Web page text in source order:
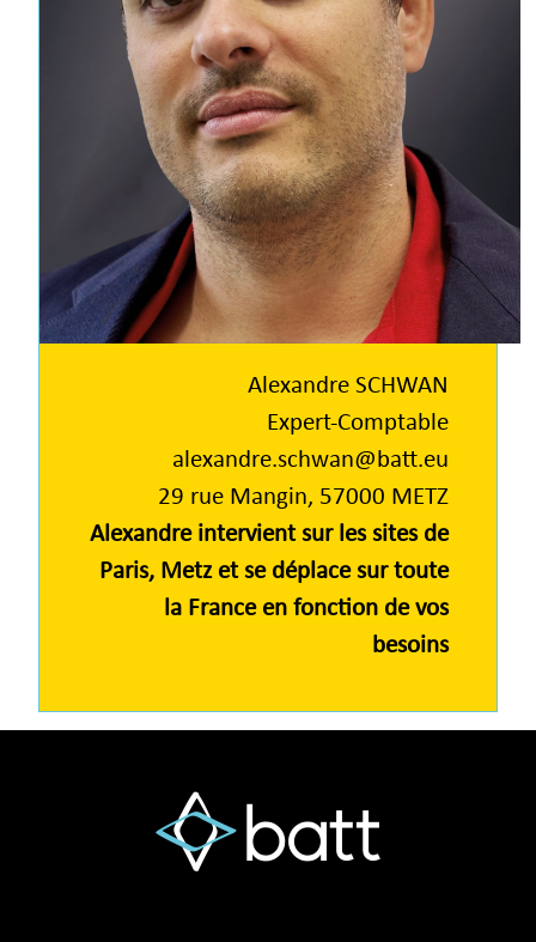
Alexandre SCHWAN
Expert-Comptable
alexandre.schwan@batt.eu
29 rue Mangin, 57000 METZ
Alexandre intervient sur les sites de
Paris, Metz et se déplace sur toute
la France en fonction de vos
besoins